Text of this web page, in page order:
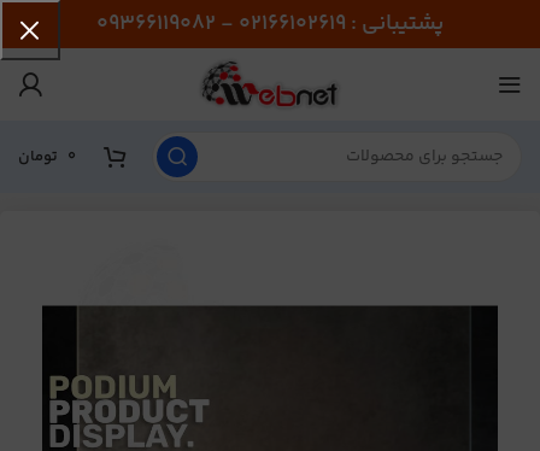
پشتیبانی : 02166102619 - 09366119082
0 تومان